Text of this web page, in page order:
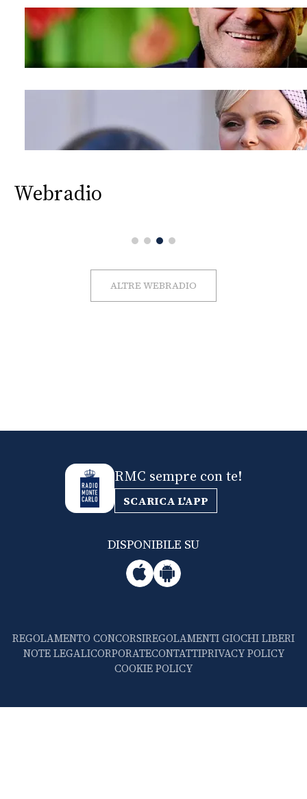
Webradio
ALTRE WEBRADIO
RMC sempre con te!
SCARICA L'APP
DISPONIBILE SU
REGOLAMENTO CONCORSIREGOLAMENTI GIOCHI LIBERI
NOTE LEGALICORPORATECONTATTIPRIVACY POLICY
COOKIE POLICY